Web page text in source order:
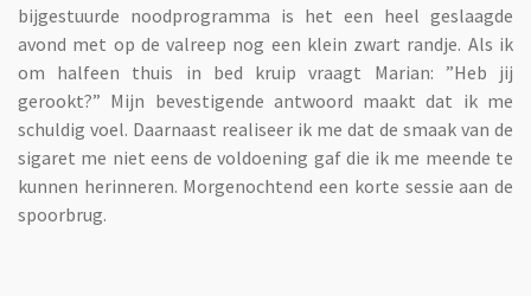
bijgestuurde noodprogramma is het een heel geslaagde
avond met op de valreep nog een klein zwart randje. Als ik
om halfeen thuis in bed kruip vraagt Marian: ”Heb jij
gerookt?” Mijn bevestigende antwoord maakt dat ik me
schuldig voel. Daarnaast realiseer ik me dat de smaak van de
sigaret me niet eens de voldoening gaf die ik me meende te
kunnen herinneren. Morgenochtend een korte sessie aan de
spoorbrug.